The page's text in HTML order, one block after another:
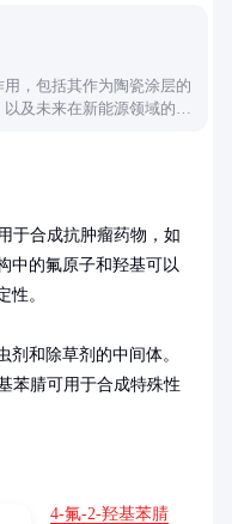
，包括其作为陶瓷涂层的
及未来在新能源领域的应
于合成抗肿瘤药物，如
中的氟原子和羟基可以
性。
和除草剂的中间体。
苯腈可用于合成特殊性
4-氟-2-羟基苯腈